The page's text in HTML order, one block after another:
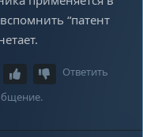
“патент
Ответить